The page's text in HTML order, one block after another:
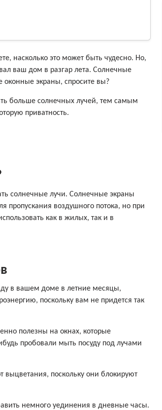
насколько это может быть чудесно. Но,
ваш дом в разгар лета. Солнечные
оконные экраны, спросите вы?
больше солнечных лучей, тем самым
приватность.
солнечные лучи. Солнечные экраны
пропускания воздушного потока, но при
как в жилых, так и в
в вашем доме в летние месяцы,
поскольку вам не придется так
полезны на окнах, которые
пробовали мыть посуду под лучами
поскольку они блокируют
немного уединения в дневные часы.